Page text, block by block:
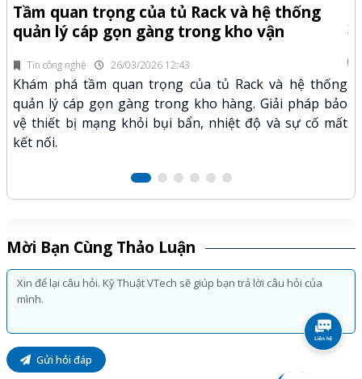
Tin công nghệ 26/03/2026 12:43
Tầm quan trọng của tủ Rack và hệ thống
quản lý cáp gọn gàng trong kho vận
Khám phá tầm quan trọng của tủ Rack và hệ thống
quản lý cáp gọn gàng trong kho hàng. Giải pháp bảo
vệ thiết bị mạng khỏi bụi bẩn, nhiệt độ và sự cố mất
kết nối.
Mời Bạn Cùng Thảo Luận
Gửi hỏi đáp